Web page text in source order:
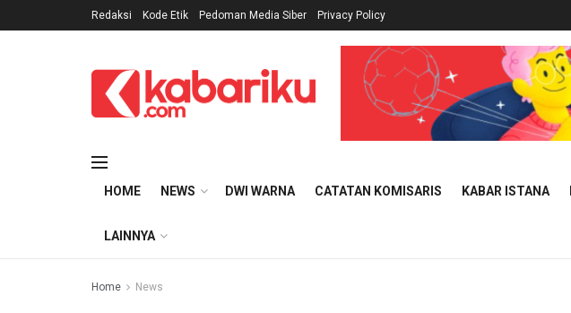
Redaksi Kode Etik Pedoman Media Siber Privacy Policy
HOME NEWS DWI WARNA CATATAN KOMISARIS KABAR ISTANA
LAINNYA
Home News